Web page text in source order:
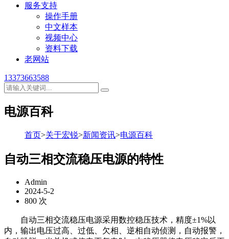
服务支持
操作手册
中文样本
视频中心
资料下载
老网站
13373663588
电源百科
首页>关于宏锐>新闻资讯>电源百科
自动三相交流稳压电源的特性
Admin
2024-5-2
800 次
自动三相交流稳压电源采用数控稳压技术，精度±1%以
内，输出电压过高、过低、欠相、逆相自动侦测，自动报警，